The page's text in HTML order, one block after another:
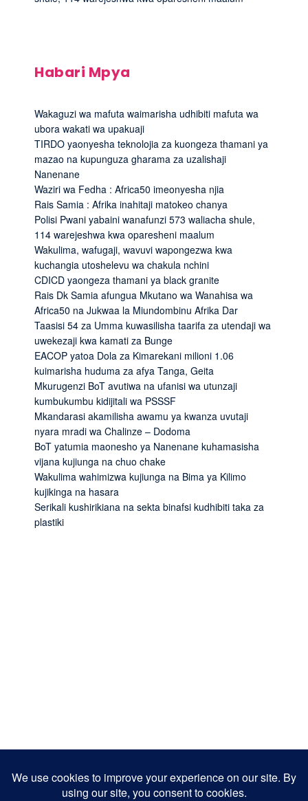
Habari Mpya
Wakaguzi wa mafuta waimarisha udhibiti mafuta wa
ubora wakati wa upakuaji
TIRDO yaonyesha teknolojia za kuongeza thamani ya
mazao na kupunguza gharama za uzalishaji
Nanenane
Waziri wa Fedha : Africa50 imeonyesha njia
Rais Samia : Afrika inahitaji matokeo chanya
Polisi Pwani yabaini wanafunzi 573 waliacha shule,
114 warejeshwa kwa oparesheni maalum
Wakulima, wafugaji, wavuvi wapongezwa kwa
kuchangia utoshelevu wa chakula nchini
CDICD yaongeza thamani ya black granite
Rais Dk Samia afungua Mkutano wa Wanahisa wa
Africa50 na Jukwaa la Miundombinu Afrika Dar
Taasisi 54 za Umma kuwasilisha taarifa za utendaji wa
uwekezaji kwa kamati za Bunge
EACOP yatoa Dola za Kimarekani milioni 1.06
kuimarisha huduma za afya Tanga, Geita
Mkurugenzi BoT avutiwa na ufanisi wa utunzaji
kumbukumbu kidijitali wa PSSSF
Mkandarasi akamilisha awamu ya kwanza uvutaji
nyara mradi wa Chalinze – Dodoma
BoT yatumia maonesho ya Nanenane kuhamasisha
vijana kujiunga na chuo chake
Wakulima wahimizwa kujiunga na Bima ya Kilimo
kujikinga na hasara
Serikali kushirikiana na sekta binafsi kudhibiti taka za
plastiki